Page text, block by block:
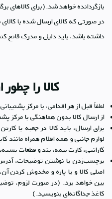
بازگردانده خواهد شد.(برای کالاهای
در صورتی که کالای ارسال شده با
داشته باشد، باید دلیل و مدرک قانع
کالا را
لطفاً قبل از هر اقدامی، با مرکز
از ارسال کالا بدون هماهنگی با مرکز
برای ارسال، باید کالا در جعبه یا
لوازم جانبی و همه اقلام همراه مانند
گارانتی، کارت بیمه، بند و قطعات
برچسب‌زدن یا نوشتن توضیحات،
اصلی کالا و یا پاره و مخدوش کردن
بین خواهد برد. (در صورت لزوم،
کاغذ جداگانه‌ای بنویسید.)